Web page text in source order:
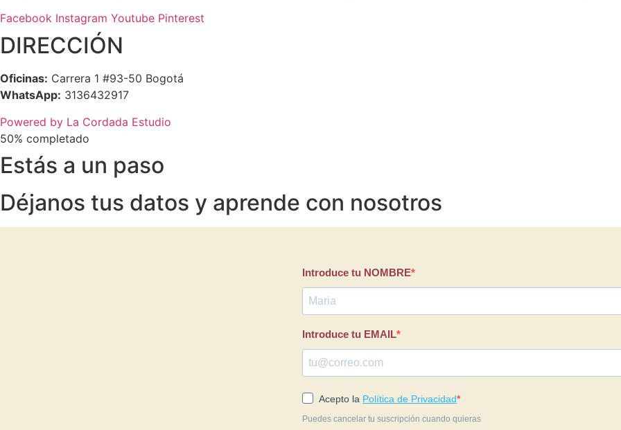
Facebook Instagram Youtube Pinterest
DIRECCIÓN
Oficinas: Carrera 1 #93-50 Bogotá
WhatsApp: 3136432917
Powered by La Cordada Estudio
50% completado
Estás a un paso
Déjanos tus datos y aprende con nosotros​
Introduce tu NOMBRE
Introduce tu EMAIL
Acepto la Política de Privacidad
Puedes cancelar tu suscripción cuando quieras